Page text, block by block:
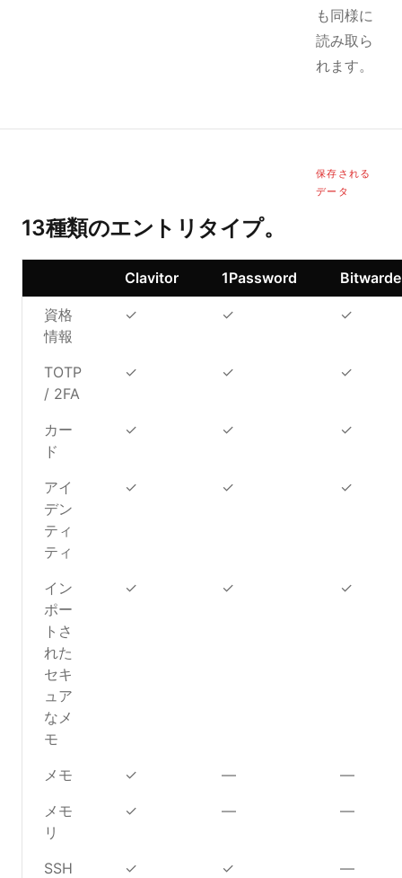
も同様に
読み取ら
れます。
保存される
データ
13種類のエントリタイプ。
Clavitor 1Password
資格
情報
✓ ✓ ✓
TOTP
/ 2FA
✓ ✓ ✓
カー
ド
✓ ✓ ✓
アイ
デン
ティ
ティ
✓ ✓ ✓
イン
ポー
トさ
れた
セキ
ュア
なメ
モ
✓ ✓ ✓
メモ ✓ —
—
メモ
リ
✓ — —
SSH
✓ ✓ —